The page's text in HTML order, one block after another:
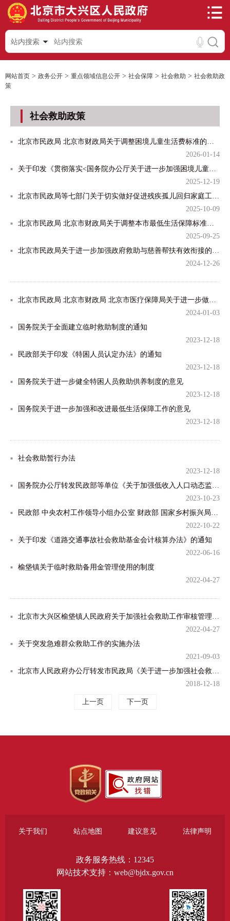
站内搜索
网站首页 > 政务公开 > 重点领域信息公开 > 社会保障 > 社会救助 > 社会救助政
策
社会救助政策
北京市民政局 北京市财政局关于调整困境儿童生活费标准的通知
2026-01-14
关于印发《贯彻落实<国务院办公厅关于进一步加强困境儿童福利保障工作的意见>任务分工方案》的通知
2025-12-19
北京市民政局等七部门关于切实做好促进残疾孤儿回归家庭工作的通知
2025-10-09
北京市民政局 北京市财政局关于调整本市最低生活保障标准的通知
2025-09-25
北京市民政局关于进一步加强政府救助与慈善帮扶有效衔接的实施意见
2024-12-26
北京市民政局 北京市财政局 北京市医疗保障局关于进一步做好特困人员供养服务有关工作的通知
2024-01-03
国务院关于全面建立临时救助制度的通知
2023-12-18
民政部关于印发《特困人员认定办法》的通知
2023-12-18
国务院关于进一步健全特困人员救助供养制度的意见
2023-12-18
国务院关于进一步加强和改进最低生活保障工作的意见
2023-12-18
社会救助暂行办法
2023-12-18
国务院办公厅转发民政部等单位《关于加强低收入人口动态监测做好分层分类社会救助工作的意见》的通知
2023-10-23
民政部 中央农村工作领导小组办公室 财政部 国家乡村振兴局关于进一步做好最低生活保障等社会救助兜底保障工...
2022-10-22
关于印发《道路交通事故社会救助基金会计核算办法》的通知
2022-06-16
榆垡镇关于临时救助备用金管理使用的制度
2022-04-27
北京市大兴区榆垡镇人民政府关于加强社会救助工作审核管理办法
2022-04-27
关于突发急难群众救助工作的实施办法
2021-09-03
北京市人民政府办公厅转发市民政局《关于进一步加强社会救助家庭经济状况认定工作的指导意见》的通知
2018-12-18
上一页 下一页
关于我们 站点地图 建议意见 法律声明
政务服务热线：12345
网站技术支持：web@bjdx.gov.cn